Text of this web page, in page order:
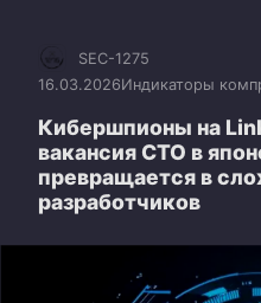
SEC-1275
16.03.2026Индикаторы
Кибершпионы на
вакансия CTO в
превращается в
разработчиков